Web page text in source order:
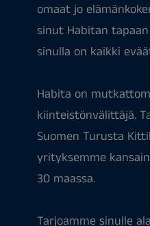
omaat jo
sinut Habitan
sinulla on kaikki
Habita on
kiinteistönvälittäjä.
Suomen Turusta
yrityksemme
30 maassa.
Tarjoamme sinulle